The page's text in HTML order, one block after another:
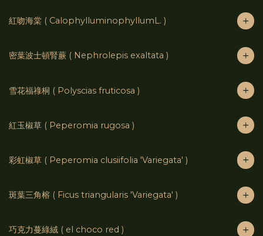
紅吻海棠 ( CalophylluminophyllumL. )
密葉波士頓腎蕨 ( Nephrolepis exaltata )
雪花福祿桐 ( Polyscias fruticosa )
紅玉椒草 ( Peperomia rugosa )
彩虹椒草 ( Peperomia clusiifolia 'Variegata' )
斑葉三角榕 ( Ficus triangularis 'Variegata' )
巧克力蔓綠絨 ( el choco red )